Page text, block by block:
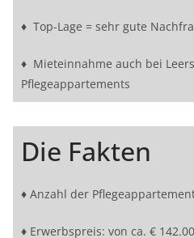
♦ Top-Lage = sehr gute
♦ Mieteinnahme auch bei
Pflegeappartements
Die Fakten
♦ Anzahl der
♦ Erwerbspreis: von ca. €